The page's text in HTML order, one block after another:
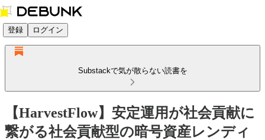
登録 ログイン
Substackで気が散らない読書を
【HarvestFlow】安定運用が社会貢献に
繋がる社会貢献型の暗号資産レンディ